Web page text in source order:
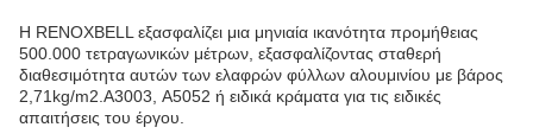
Η RENOXBELL εξασφαλίζει μια μηνιαία ικανότητα προμήθειας
500.000 τετραγωνικών μέτρων, εξασφαλίζοντας σταθερή
διαθεσιμότητα αυτών των ελαφρών φύλλων αλουμινίου με βάρος
2,71kg/m2.Α3003, A5052 ή ειδικά κράματα για τις ειδικές
απαιτήσεις του έργου.